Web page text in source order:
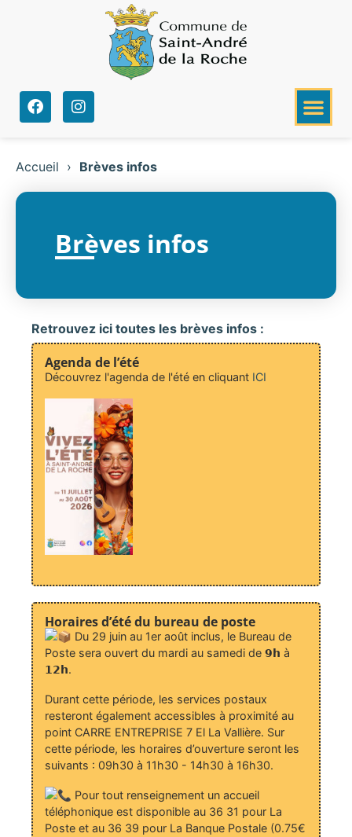
Accueil › Brèves infos
Brèves infos
Retrouvez ici toutes les brèves infos :
Agenda de l’été
Découvrez l'agenda de l'été en cliquant ICI
Horaires d’été du bureau de poste
Du 29 juin au 1er août inclus, le Bureau de
Poste sera ouvert du mardi au samedi de 𝟵𝗵 à
𝟭𝟮𝗵.
Durant cette période, les services postaux
resteront également accessibles à proximité au
point CARRE ENTREPRISE 7 El La Vallière. Sur
cette période, les horaires d’ouverture seront les
suivants : 09h30 à 11h30 - 14h30 à 16h30.
Pour tout renseignement un accueil
téléphonique est disponible au 36 31 pour La
Poste et au 36 39 pour La Banque Postale (0.75€